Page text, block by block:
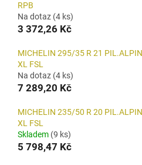
RPB
Na dotaz (4 ks)
3 372,26 Kč
MICHELIN 295/35 R 21
XL FSL
Na dotaz (4 ks)
7 289,20 Kč
MICHELIN 235/50 R 20
XL FSL
Skladem (9 ks)
5 798,47 Kč